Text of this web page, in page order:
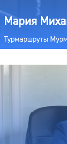
Мария
Турмаршруты